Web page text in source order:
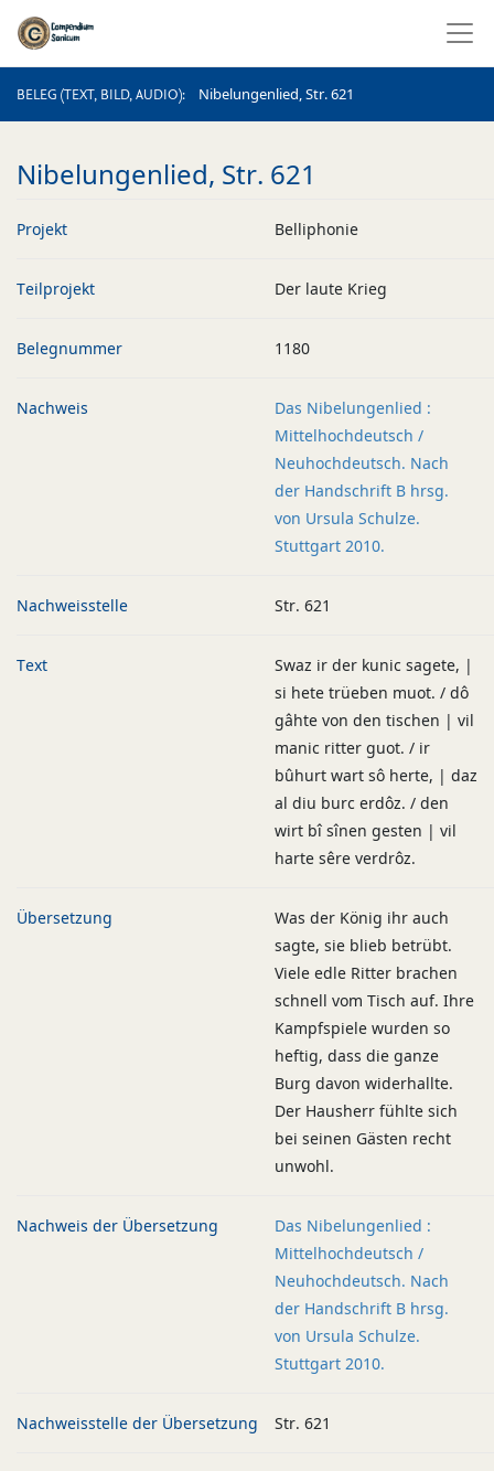
BELEG (TEXT, BILD, AUDIO) Nibelungenlied, Str. 621
BELEG (TEXT, BILD, AUDIO)
Nibelungenlied, Str. 621
Projekt Belliphonie
Teilprojekt Der laute Krieg
Belegnummer 1180
Nachweis
Das Nibelungenlied :
Mittelhochdeutsch /
Neuhochdeutsch. Nach
der Handschrift B hrsg.
von Ursula Schulze.
Stuttgart 2010.
Nachweisstelle Str. 621
Text
Swaz ir der kunic sagete, |
si hete trüeben muot. / dô
gâhte von den tischen | vil
manic ritter guot. / ir
bûhurt wart sô herte, | daz
al diu burc erdôz. / den
wirt bî sînen gesten | vil
harte sêre verdrôz.
Übersetzung
Was der König ihr auch
sagte, sie blieb betrübt.
Viele edle Ritter brachen
schnell vom Tisch auf. Ihre
Kampfspiele wurden so
heftig, dass die ganze
Burg davon widerhallte.
Der Hausherr fühlte sich
bei seinen Gästen recht
unwohl.
Nachweis der Übersetzung
Das Nibelungenlied :
Mittelhochdeutsch /
Neuhochdeutsch. Nach
der Handschrift B hrsg.
von Ursula Schulze.
Stuttgart 2010.
Nachweisstelle der Übersetzung Str. 621